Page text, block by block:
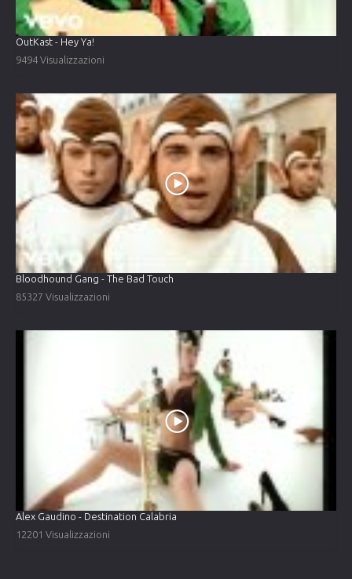
OutKast - Hey Ya!
9494 Visualizzazioni
Bloodhound Gang - The Bad Touch
85327 Visualizzazioni
Alex Gaudino - Destination Calabria
12201 Visualizzazioni